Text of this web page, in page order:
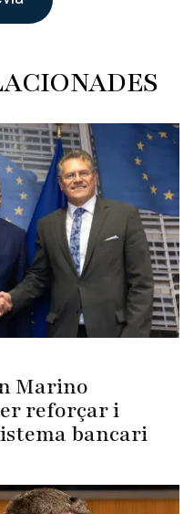
Marino
reforçar i
bancari